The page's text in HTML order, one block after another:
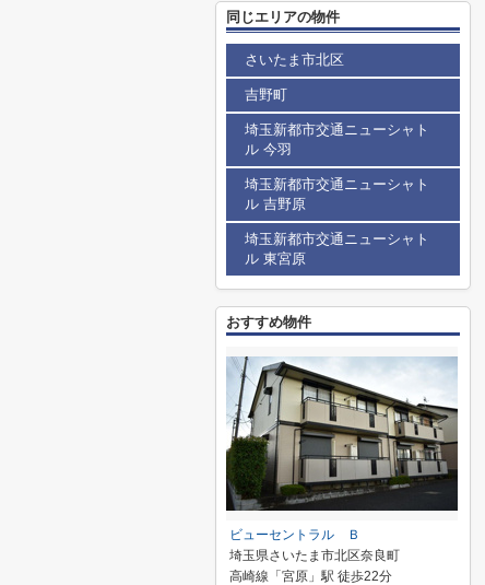
同じエリアの物件
さいたま市北区
吉野町
埼玉新都市交通ニューシャト
ル 今羽
埼玉新都市交通ニューシャト
ル 吉野原
埼玉新都市交通ニューシャト
ル 東宮原
おすすめ物件
ビューセントラル Ｂ
埼玉県さいたま市北区奈良町
高崎線「宮原」駅 徒歩22分